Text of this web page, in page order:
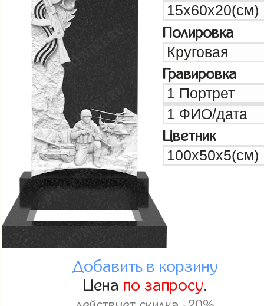
Полировка
Гравировка
Цветник
Добавить в корзину
Цена по запросу.